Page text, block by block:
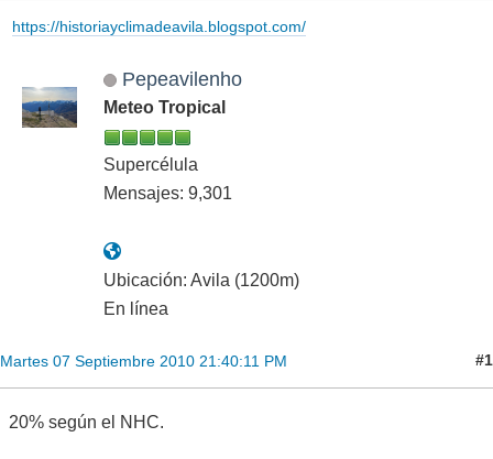
https://historiayclimadeavila.blogspot.com/
Pepeavilenho
Meteo Tropical
Supercélula
Mensajes: 9,301
Ubicación: Avila (1200m)
En línea
Martes 07 Septiembre 2010 21:40:11 PM #1
20% según el NHC.